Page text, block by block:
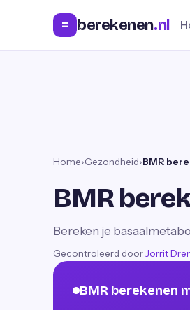
= berekenen.nl
Home›Gezondheid›BMR
BMR
Bereken je
Gecontroleerd door Jorrit
BMR berekenen